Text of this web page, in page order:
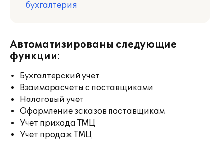
бухгалтерия
Автоматизированы следующие
функции:
Бухгалтерский учет
Взаиморасчеты с поставщиками
Налоговый учет
Оформление заказов поставщикам
Учет прихода ТМЦ
Учет продаж ТМЦ